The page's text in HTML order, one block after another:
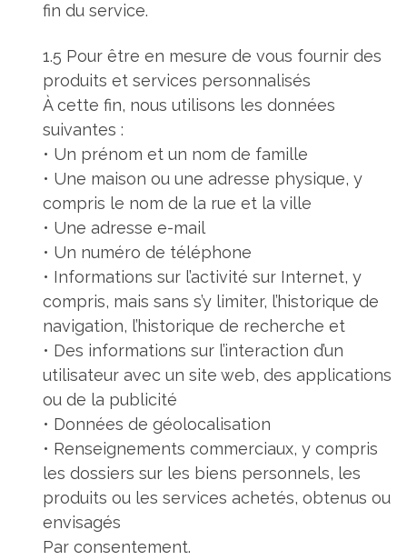
fin du service.
1.5 Pour être en mesure de vous fournir des
produits et services personnalisés
À cette fin, nous utilisons les données
suivantes :
• Un prénom et un nom de famille
• Une maison ou une adresse physique, y
compris le nom de la rue et la ville
• Une adresse e-mail
• Un numéro de téléphone
• Informations sur l’activité sur Internet, y
compris, mais sans s’y limiter, l’historique de
navigation, l’historique de recherche et
• Des informations sur l’interaction d’un
utilisateur avec un site web, des applications
ou de la publicité
• Données de géolocalisation
• Renseignements commerciaux, y compris
les dossiers sur les biens personnels, les
produits ou les services achetés, obtenus ou
envisagés
Par consentement.